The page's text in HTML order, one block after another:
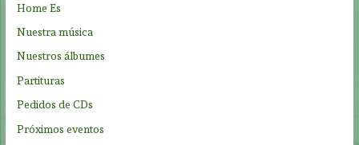
Home Es
Nuestra música
Nuestros álbumes
Partituras
Pedidos de CDs
Próximos eventos